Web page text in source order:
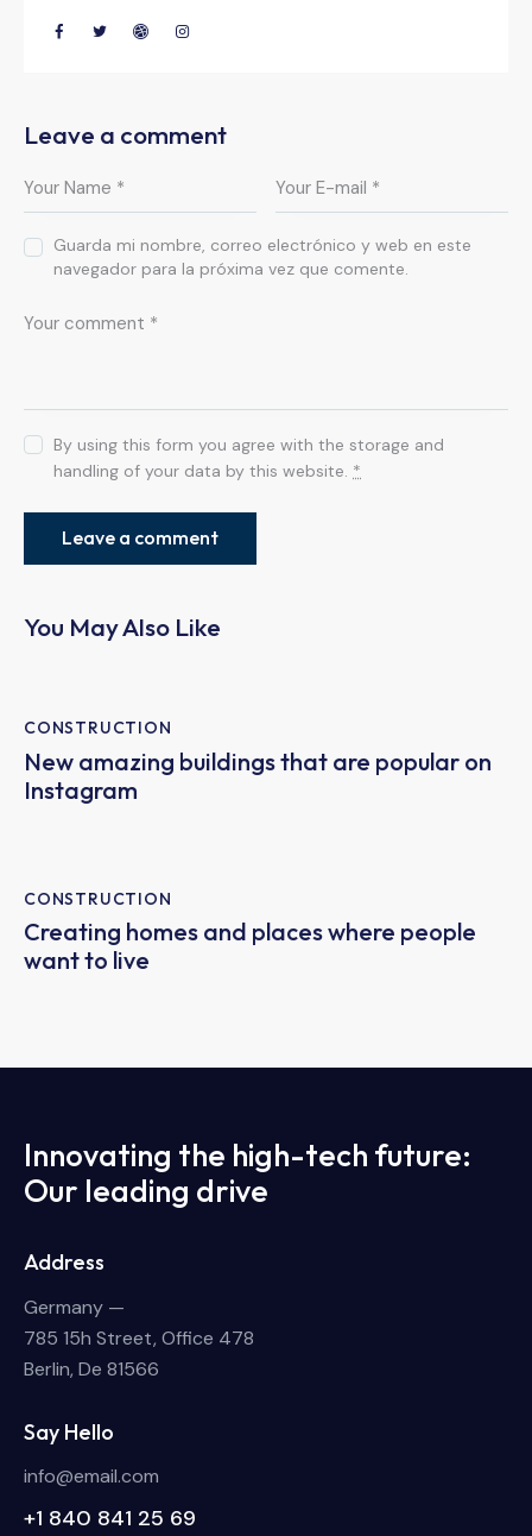
Leave a comment
Guarda mi nombre, correo electrónico y web en este
navegador para la próxima vez que comente.
By using this form you agree with the storage and
handling of your data by this website. *
You May Also Like
CONSTRUCTION
New amazing buildings that are popular on
Instagram
CONSTRUCTION
Creating homes and places where people
want to live
Innovating the high-tech future:
Our leading drive
Address
Germany —
785 15h Street, Office 478
Berlin, De 81566
Say Hello
info@email.com
+1 840 841 25 69